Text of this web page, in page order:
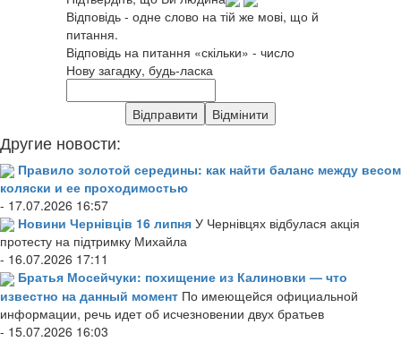
Відповідь - одне слово на тій же мові, що й
питання.
Відповідь на питання «скільки» - число
Нову загадку, будь-ласка
Другие новости:
Правило золотой середины: как найти баланс между весом
коляски и ее проходимостью
- 17.07.2026 16:57
Новини Чернівців 16 липня У Чернівцях відбулася акція
протесту на підтримку Михайла
- 16.07.2026 17:11
Братья Мосейчуки: похищение из Калиновки — что
известно на данный момент По имеющейся официальной
информации, речь идет об исчезновении двух братьев
- 15.07.2026 16:03